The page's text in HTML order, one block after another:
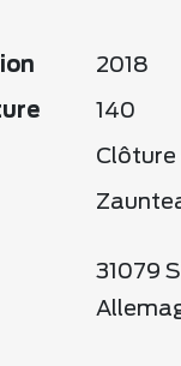
2018
140
31079